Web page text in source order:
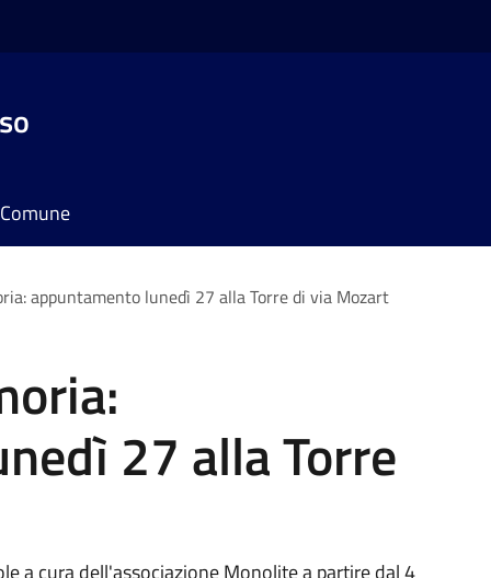
appuntamento lunedì 27 alla Torre di via Mozart
27 alla Torre
a cura dell'associazione Monolite a partire dal 4